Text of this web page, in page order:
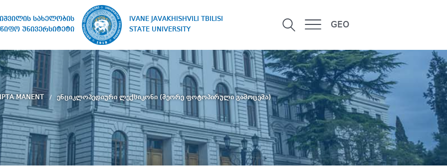
სახელობის
უნივერსიტეტი
IVANE JAVAKHISHVILI TBILISI
STATE UNIVERSITY
GEO
MANENT ენციკლოპედიური ლექსიკონი (მეორე ფოტოპირული გამოცემა)